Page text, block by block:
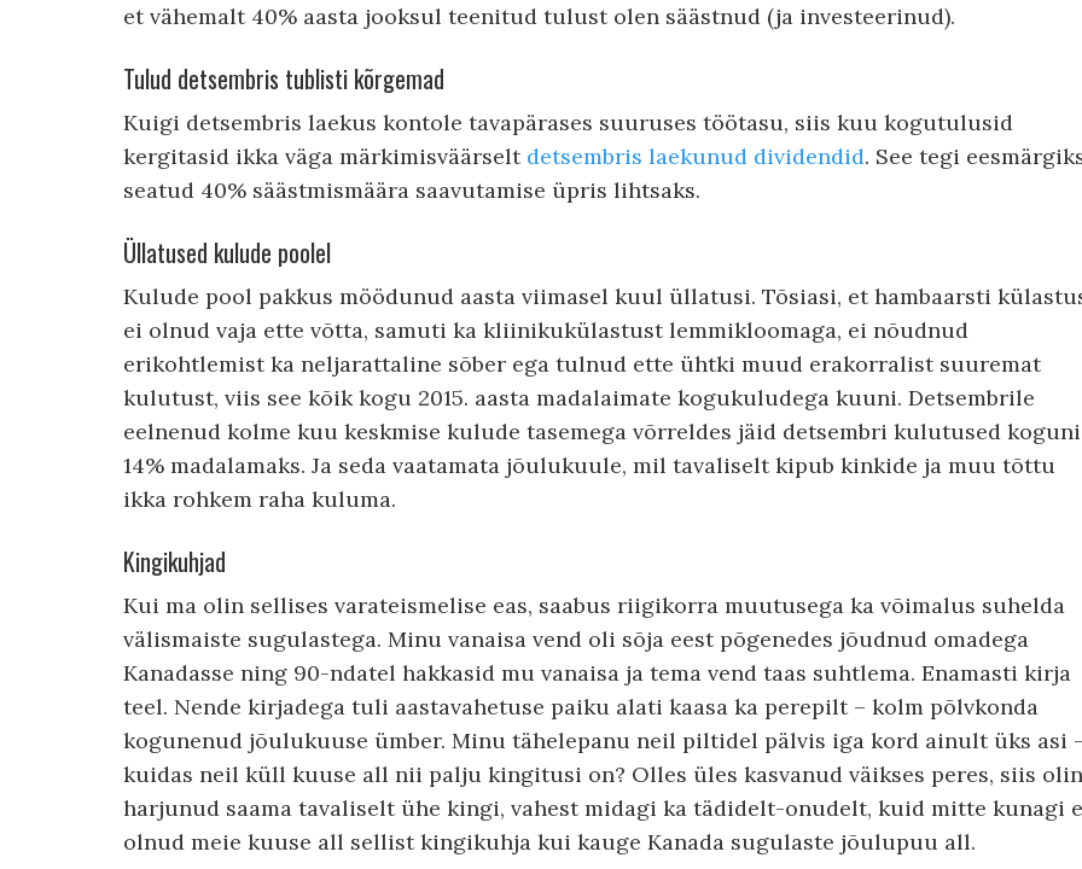
et vähemalt 40% aasta jooksul teenitud tulust olen säästnud (ja investeerinud).
Tulud detsembris tublisti kõrgemad
Kuigi detsembris laekus kontole tavapärases suuruses töötasu, siis kuu kogutulusid
kergitasid ikka väga märkimisväärselt detsembris laekunud dividendid. See tegi
seatud 40% säästmismäära saavutamise üpris lihtsaks.
Üllatused kulude poolel
Kulude pool pakkus möödunud aasta viimasel kuul üllatusi. Tõsiasi, et hambaarsti
ei olnud vaja ette võtta, samuti ka kliinikukülastust lemmikloomaga, ei nõudnud
erikohtlemist ka neljarattaline sõber ega tulnud ette ühtki muud erakorralist suuremat
kulutust, viis see kõik kogu 2015. aasta madalaimate kogukuludega kuuni. Detsembrile
eelnenud kolme kuu keskmise kulude tasemega võrreldes jäid detsembri kulutused koguni
14% madalamaks. Ja seda vaatamata jõulukuule, mil tavaliselt kipub kinkide ja muu tõttu
ikka rohkem raha kuluma.
Kingikuhjad
Kui ma olin sellises varateismelise eas, saabus riigikorra muutusega ka võimalus suhelda
välismaiste sugulastega. Minu vanaisa vend oli sõja eest põgenedes jõudnud omadega
Kanadasse ning 90-ndatel hakkasid mu vanaisa ja tema vend taas suhtlema. Enamasti kirja
teel. Nende kirjadega tuli aastavahetuse paiku alati kaasa ka perepilt – kolm põlvkonda
kogunenud jõulukuuse ümber. Minu tähelepanu neil piltidel pälvis iga kord ainult üks asi
kuidas neil küll kuuse all nii palju kingitusi on? Olles üles kasvanud väikses peres, siis olin
harjunud saama tavaliselt ühe kingi, vahest midagi ka tädidelt-onudelt, kuid mitte kunagi
olnud meie kuuse all sellist kingikuhja kui kauge Kanada sugulaste jõulupuu all.